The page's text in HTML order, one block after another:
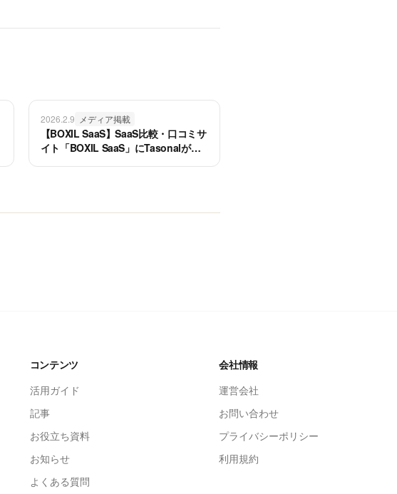
2026.2.9 メディア掲載
【BOXIL SaaS】SaaS比較・口コミサ
イト「BOXIL SaaS」にTasonalが掲
コンテンツ
活用ガイド
記事
お役立ち資料
お知らせ
よくある質問
会社情報
運営会社
お問い合わせ
プライバシーポリシー
利用規約